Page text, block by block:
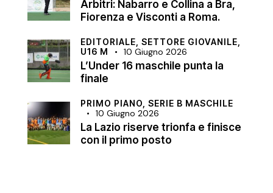
Arbitri: Nabarro e Collina a Bra,
Fiorenza e Visconti a Roma.
EDITORIALE, SETTORE GIOVANILE,
U16 M
10 Giugno 2026
L’Under 16 maschile punta la
finale
PRIMO PIANO, SERIE B MASCHILE
10 Giugno 2026
La Lazio riserve trionfa e finisce
con il primo posto